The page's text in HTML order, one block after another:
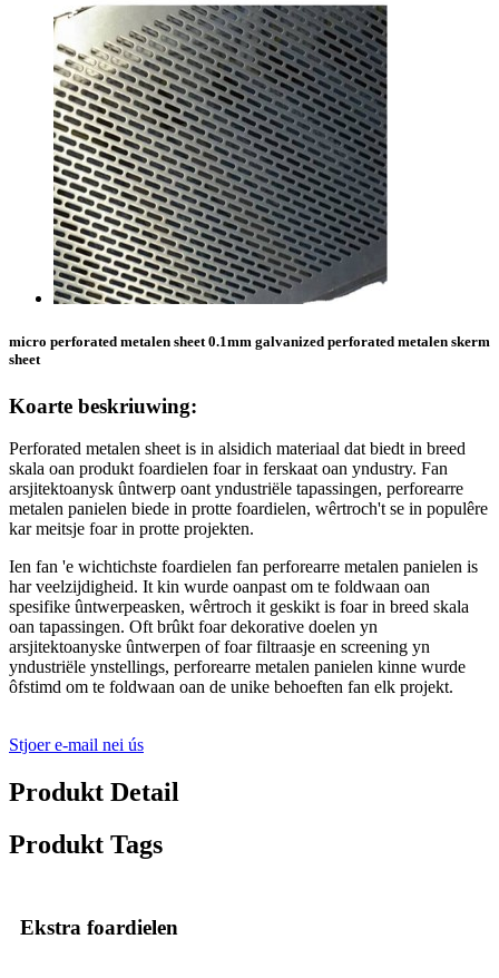
micro perforated metalen sheet 0.1mm galvanized perforated metalen skerm
sheet
Koarte beskriuwing:
Perforated metalen sheet is in alsidich materiaal dat biedt in breed
skala oan produkt foardielen foar in ferskaat oan yndustry. Fan
arsjitektoanysk ûntwerp oant yndustriële tapassingen, perforearre
metalen panielen biede in protte foardielen, wêrtroch't se in populêre
kar meitsje foar in protte projekten.
Ien fan 'e wichtichste foardielen fan perforearre metalen panielen is
har veelzijdigheid. It kin wurde oanpast om te foldwaan oan
spesifike ûntwerpeasken, wêrtroch it geskikt is foar in breed skala
oan tapassingen. Oft brûkt foar dekorative doelen yn
arsjitektoanyske ûntwerpen of foar filtraasje en screening yn
yndustriële ynstellings, perforearre metalen panielen kinne wurde
ôfstimd om te foldwaan oan de unike behoeften fan elk projekt.
Stjoer e-mail nei ús
Produkt Detail
Produkt Tags
Ekstra foardielen